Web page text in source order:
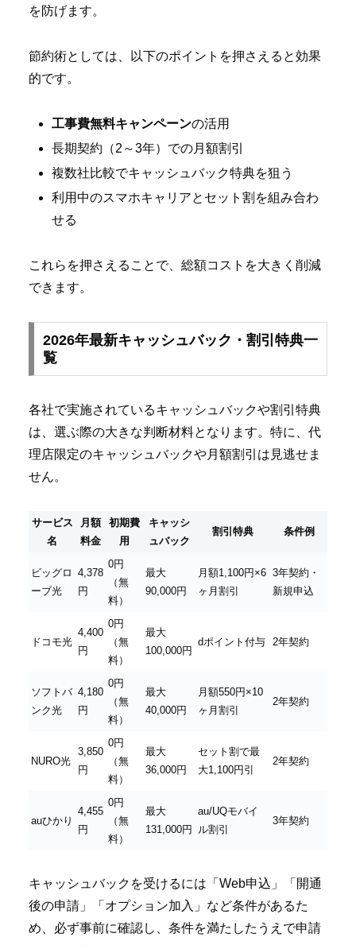
を防げます。
節約術としては、以下のポイントを押さえると効果
的です。
工事費無料キャンペーンの活用
長期契約（2～3年）での月額割引
複数社比較でキャッシュバック特典を狙う
利用中のスマホキャリアとセット割を組み合わ
せる
これらを押さえることで、総額コストを大きく削減
できます。
2026年最新キャッシュバック・割引特典一
覧
各社で実施されているキャッシュバックや割引特典
は、選ぶ際の大きな判断材料となります。特に、代
理店限定のキャッシュバックや月額割引は見逃せま
せん。
サービス
名
月額
料金
初期費
用
キャッシ
ュバック
割引特典 条件例
ビッグロ
ーブ光
4,378
円
0円
（無
料）
最大
90,000円
月額1,100円×6
ヶ月割引
3年契約・
新規申込
ドコモ光
4,400
円
0円
（無
料）
最大
100,000円
dポイント付与 2年契約
ソフトバ
ンク光
4,180
円
0円
（無
料）
最大
40,000円
月額550円×10
ヶ月割引
2年契約
NURO光
3,850
円
0円
（無
料）
最大
36,000円
セット割で最
大1,100円引
2年契約
auひかり
4,455
円
0円
（無
料）
最大
131,000円
au/UQモバイ
ル割引
3年契約
キャッシュバックを受けるには「Web申込」「開通
後の申請」「オプション加入」など条件があるた
め、必ず事前に確認し、条件を満たしたうえで申請